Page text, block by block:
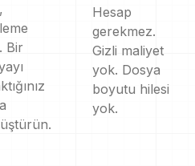
Bir
Hesap
gerekmez.
Gizli maliyet
yok. Dosya
boyutu hilesi
yok.